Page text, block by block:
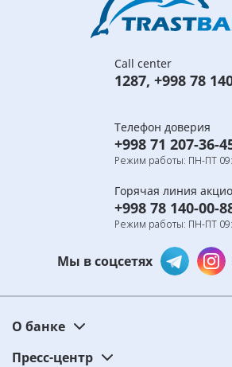
Call center
1287, +998 78
Телефон доверия
+998 71 207-36-
Режим работы: ПН-ПТ
Горячая линия
+998 78 140-00-
Режим работы: ПН-ПТ
Мы в соцсетях
О банке
Пресс-центр